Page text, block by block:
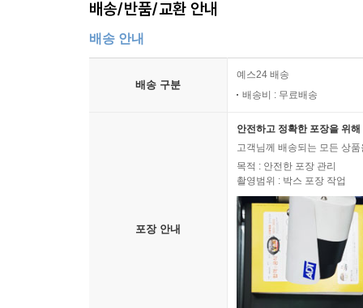
배송/반품/교환 안내
배송 안내
배송 구분
예스24 배송
배송비 : 무료배송
포장 안내
안전하고 정확한 포장을 위
고객님께 배송되는 모든 상
목적 : 안전한 포장 관리
촬영범위 : 박스 포장 작업